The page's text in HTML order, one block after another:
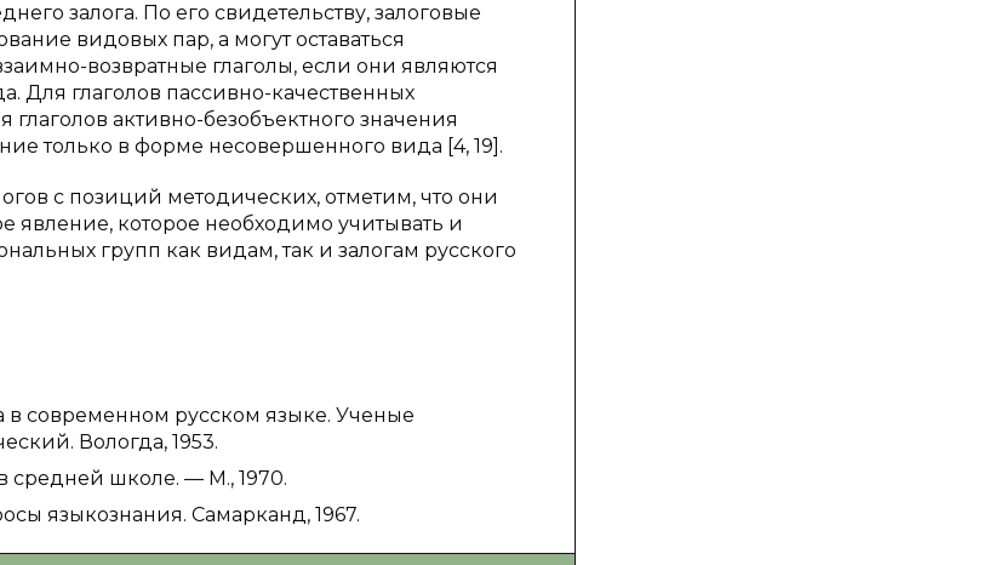
залога. По его свидетельству, залоговые
видовых пар, а могут оставаться
возвратные глаголы, если они являются
глаголов пассивно-качественных
глаголов активно-безобъектного значения
только в форме несовершенного вида [4, 19].
с позиций методических, отметим, что они
явление, которое необходимо учитывать и
групп как видам, так и залогам русского
в современном русском языке. Ученые
Вологда, 1953.
средней школе. — М., 1970.
языкознания. Самарканд, 1967.